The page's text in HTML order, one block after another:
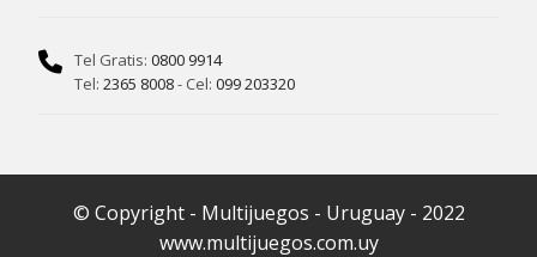
Tel Gratis: 0800 9914
Tel: 2365 8008- Cel: 099 203320
© Copyright - Multijuegos - Uruguay - 2022
www.multijuegos.com.uy